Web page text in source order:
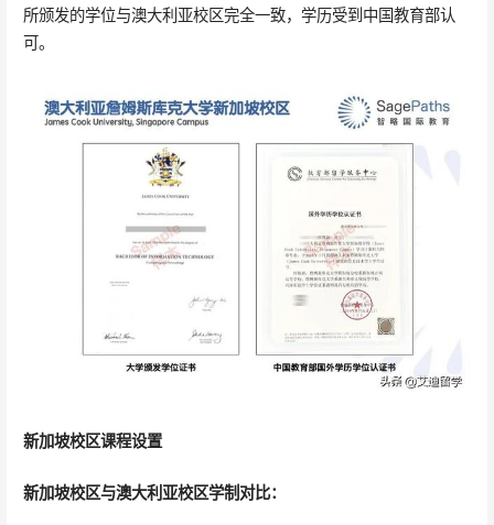
所颁发的学位与澳大利亚校区完全一致，学历受到中国教育部认
可。
新加坡校区课程设置
新加坡校区与澳大利亚校区学制对比：